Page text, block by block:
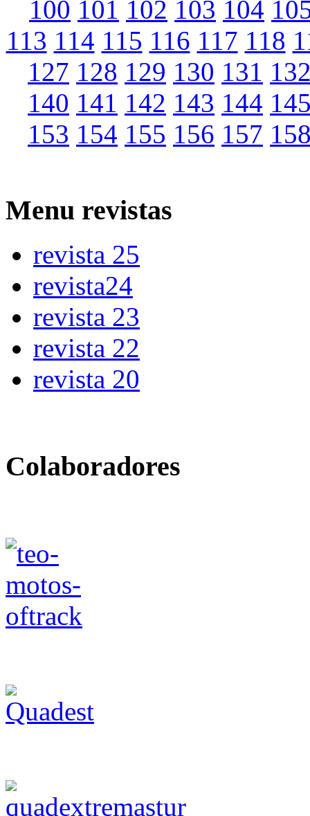
100 101 102 103 104
113 114 115 116 117 118
127 128 129 130 131
140 141 142 143 144
153 154 155 156 157
Menu revistas
revista 25
revista24
revista 23
revista 22
revista 20
Colaboradores